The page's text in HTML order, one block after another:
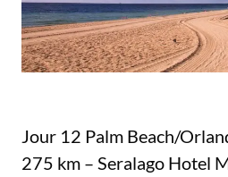
Jour 12 Palm Beach/
275 km – Seralago Hotel